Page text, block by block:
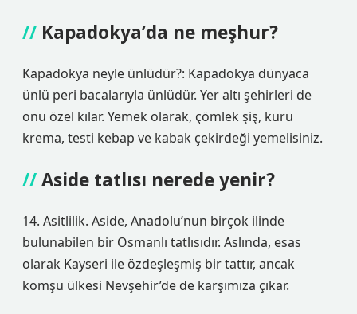
Kapadokya’da ne meşhur?
Kapadokya neyle ünlüdür?: Kapadokya dünyaca
ünlü peri bacalarıyla ünlüdür. Yer altı şehirleri de
onu özel kılar. Yemek olarak, çömlek şiş, kuru
krema, testi kebap ve kabak çekirdeği yemelisiniz.
Aside tatlısı nerede yenir?
14. Asitlilik. Aside, Anadolu’nun birçok ilinde
bulunabilen bir Osmanlı tatlısıdır. Aslında, esas
olarak Kayseri ile özdeşleşmiş bir tattır, ancak
komşu ülkesi Nevşehir’de de karşımıza çıkar.